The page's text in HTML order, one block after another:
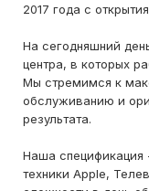
2017 года с
На сегодняшний
центра, в которых
Мы стремимся к
обслуживанию и
результата.
Наша спецификация
техники Apple,